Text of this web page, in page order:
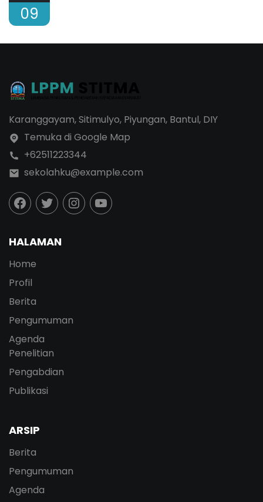
09
Karanggayam, Sitimulyo, Piyungan, Bantul, DIY
Temuka di Google Map
+62511223344
sekolahku@example.com
HALAMAN
Home
Profil
Berita
Pengumuman
Agenda
Penelitian
Pengabdian
Publikasi
ARSIP
Berita
Pengumuman
Agenda